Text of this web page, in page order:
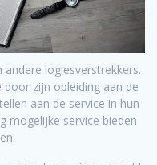
logiesverstrekkers.
zijn opleiding aan de
aan de service in hun
mogelijke service bieden